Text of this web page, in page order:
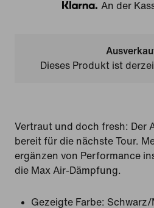
Klarna
An der
Dieses Produkt ist
Vertraut und doch fresh: Der
bereit für die nächste Tour.
ergänzen von Performance
die Max Air-Dämpfung.
Gezeigte Farbe: Schwarz/